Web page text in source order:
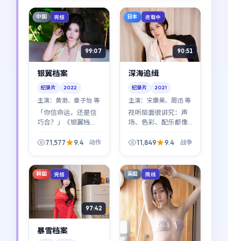
让落差更刺人。
一类爱情作品。
中国 完结
99:07
银翼档案
纪录片 2022
主演： 黄渤、章子怡 等
「你信命运，还是信
巧合？」《银翼档
写进了每一帧。动作
71,577 9.4 动作
日本 连载中
90:51
深海追缉
纪录片 2021
主演： 宋康昊、周迅 等
视听层面很讲究：声
场、色彩、配乐都像
追缉》不是「看完就
空间诗。
11,849 9.4 战争
韩国 完结
97:42
暴雪档案
英国 院线